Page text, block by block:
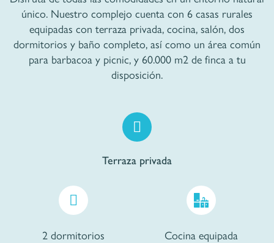
único. Nuestro complejo cuenta con 6 casas rurales
equipadas con terraza privada, cocina, salón, dos
dormitorios y baño completo, así como un área común
para barbacoa y picnic, y 60.000 m2 de finca a tu
disposición.
Terraza privada
2 dormitorios Cocina equipada